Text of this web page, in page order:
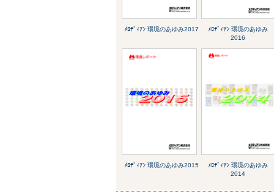
ﾒﾛﾃﾞｨｱﾝ 環境のあゆみ2017
ﾒﾛﾃﾞｨｱﾝ 環境のあゆみ
2016
ﾒﾛﾃﾞｨｱﾝ 環境のあゆみ2015
ﾒﾛﾃﾞｨｱﾝ 環境のあゆみ
2014